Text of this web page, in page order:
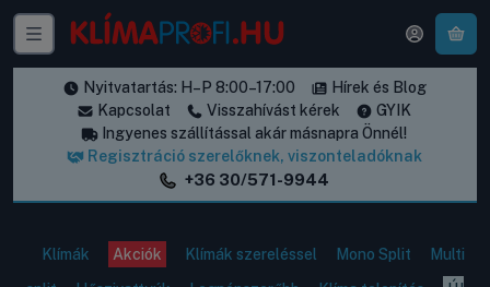
Nyitvatartás: H–P 8:00–17:00
Hírek és Blog
Kapcsolat
Visszahívást kérek
GYIK
Ingyenes szállítással akár másnapra Önnél!
Regisztráció szerelőknek, viszonteladóknak
+36 30/571-9944
Klímák Akciók Klímák szereléssel Mono Split
Multi